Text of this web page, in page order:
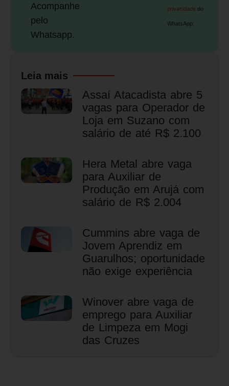
Acompanhe
pelo
Whatsapp.
privacidade do
WhatsApp.
Leia mais
Assaí Atacadista abre 5
vagas para Operador de
Loja em Suzano com
salário de até R$ 2.100
Hera Metal abre vaga
para Auxiliar de
Produção em Arujá com
salário de R$ 2.004
Cummins abre vaga de
Jovem Aprendiz em
Guarulhos; oportunidade
não exige experiência
Winover abre vaga de
emprego para Auxiliar
de Limpeza em Mogi
das Cruzes